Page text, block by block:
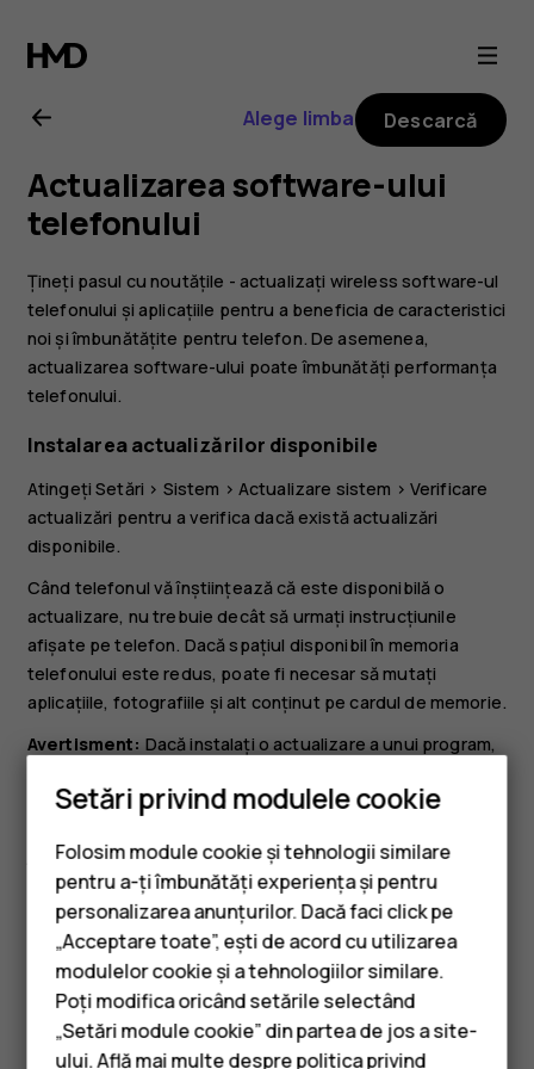
Ghid
de
utilizare
Nokia
2.1
Smartphone-uri
Telefoane clasice
Alege limba Descarcă
Actualizarea software-ului
telefonului
Țineți pasul cu noutățile - actualizați wireless software-ul
telefonului și aplicațiile pentru a beneficia de caracteristici
noi și îmbunătățite pentru telefon. De asemenea,
actualizarea software-ului poate îmbunătăți performanța
telefonului.
Instalarea actualizărilor disponibile
AtingețiSetări > Sistem > Actualizare sistem > Verificare
actualizări pentru a verifica dacă există actualizări
disponibile.
Când telefonul vă înștiințează că este disponibilă o
actualizare, nu trebuie decât să urmați instrucțiunile
afișate pe telefon. Dacă spațiul disponibil în memoria
telefonului este redus, poate fi necesar să mutați
aplicațiile, fotografiile și alt conținut pe cardul de memorie.
Avertisment: Dacă instalați o actualizare a unui program,
apeluri de urgență, decât după terminarea instalării și
Înainte de a lansa o actualizare, conectați un încărcător
sau asigurați-vă că bateria dispozitivului are suficientă
energie și conectați-vă la o rețea Wi-Fi, deoarece
pachetele de actualizare pot utiliza un volum mare de
date mobile.
Setări privind modulele cookie
Folosim module cookie și tehnologii similare
pentru a-ți îmbunătăți experiența și pentru
personalizarea anunțurilor. Dacă faci click pe
„Acceptare toate”, ești de acord cu utilizarea
modulelor cookie și a tehnologiilor similare.
Poți modifica oricând setările selectând
„Setări module cookie” din partea de jos a site-
ului. Află mai multe despre politica privind